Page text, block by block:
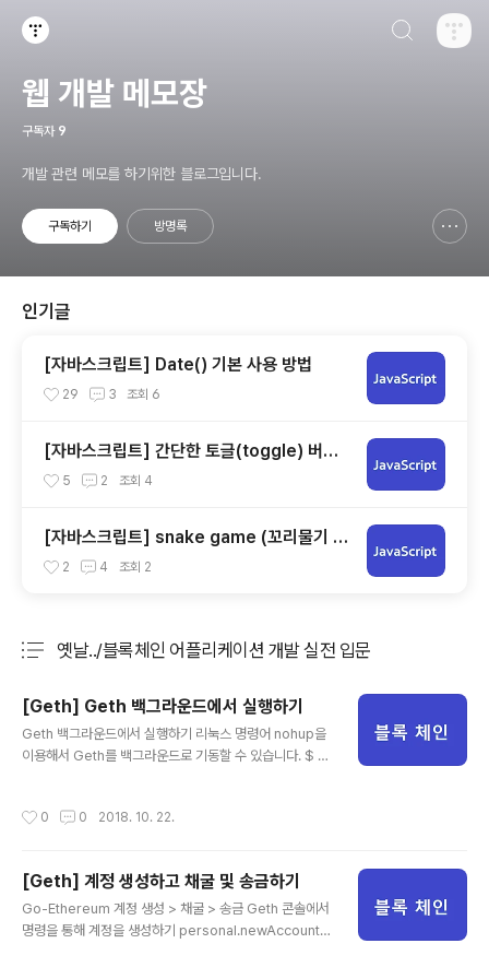
웹 개발 메모장
구독자 9
개발 관련 메모를 하기위한 블로그입니다.
구독하기 방명록
인기글
[자바스크립트] Date() 기본 사용 방법
29 3 조회 6
[자바스크립트] 간단한 토글(toggle) 버튼
만들기
5 2 조회 4
[자바스크립트] snake game (꼬리물기 게
임 / 뱀 게임)
2 4 조회 2
옛날../블록체인 어플리케이션 개발 실전 입문
[Geth] Geth 백그라운드에서 실행하기
Geth 백그라운드에서 실행하기 리눅스 명령어 nohup을
이용해서 Geth를 백그라운드로 기동할 수 있습니다. $ n
kid 4649 --datadir /home/cloudera/data_testne
om... : 테스트넷 경로 적어주고--mine --minerthread
s : 1채굴명령을 해주고( 스레드 1개 사용 )--rpc :HTTP-
RPC 서버를 활성화시켜주는 명령입니다. ps 명령을 통해
0 0 2018. 10. 22.
[Geth] 계정 생성하고 채굴 및 송금하기
Go-Ethereum 계정 생성 > 채굴 > 송금 Geth 콘솔에서
명령을 통해 계정을 생성하기 personal.newAccount